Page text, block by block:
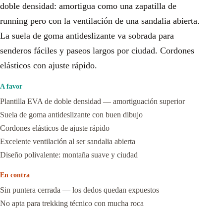
doble densidad: amortigua como una zapatilla de
running pero con la ventilación de una sandalia abierta.
La suela de goma antideslizante va sobrada para
senderos fáciles y paseos largos por ciudad. Cordones
elásticos con ajuste rápido.
A favor
Plantilla EVA de doble densidad — amortiguación superior
Suela de goma antideslizante con buen dibujo
Cordones elásticos de ajuste rápido
Excelente ventilación al ser sandalia abierta
Diseño polivalente: montaña suave y ciudad
En contra
Sin puntera cerrada — los dedos quedan expuestos
No apta para trekking técnico con mucha roca